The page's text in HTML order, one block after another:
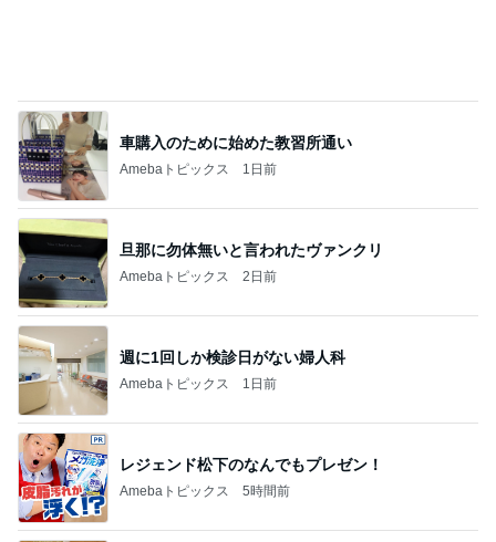
車購入のために始めた教習所通い
Amebaトピックス 1日前
旦那に勿体無いと言われたヴァンクリ
Amebaトピックス 2日前
週に1回しか検診日がない婦人科
Amebaトピックス 1日前
レジェンド松下のなんでもプレゼン！
Amebaトピックス 5時間前